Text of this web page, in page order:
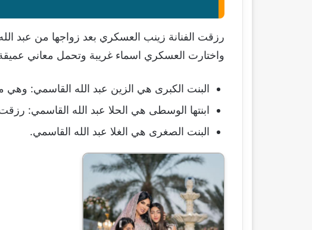
رزقت الفنانة زينب العسكري بعد زواجها من عبد
واختارت العسكري اسماء غريبة وتحمل معاني
البنت الكبرى هي الزين عبد الله القاسمي: وهي من
ابنتها الوسطى هي الحلا عبد الله القاسمي: رزقت
البنت الصغرى هي الغلا عبد الله القاسمي.